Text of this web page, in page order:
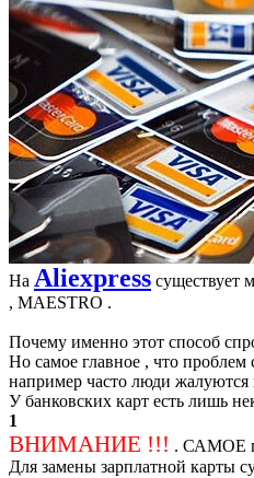
На Aliexpress существует
, MAESTRO .
Почему именно этот способ
Но самое главное , что проблем
например часто люди жалуются
У банковских карт есть лишь
1
ВНИМАНИЕ !!! . САМОЕ
Для замены зарплатной карты